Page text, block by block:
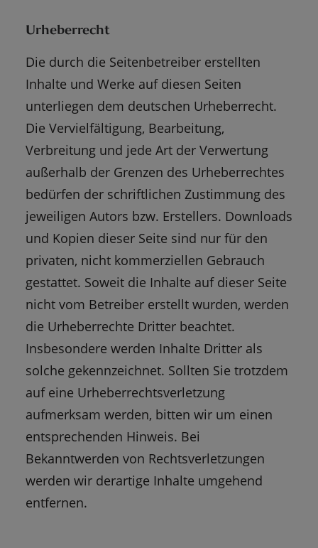
Urheberrecht
Die durch die Seitenbetreiber erstellten
Inhalte und Werke auf diesen Seiten
unterliegen dem deutschen Urheberrecht.
Die Vervielfältigung, Bearbeitung,
Verbreitung und jede Art der Verwertung
außerhalb der Grenzen des Urheberrechtes
bedürfen der schriftlichen Zustimmung des
jeweiligen Autors bzw. Erstellers. Downloads
und Kopien dieser Seite sind nur für den
privaten, nicht kommerziellen Gebrauch
gestattet. Soweit die Inhalte auf dieser Seite
nicht vom Betreiber erstellt wurden, werden
die Urheberrechte Dritter beachtet.
Insbesondere werden Inhalte Dritter als
solche gekennzeichnet. Sollten Sie trotzdem
auf eine Urheberrechtsverletzung
aufmerksam werden, bitten wir um einen
entsprechenden Hinweis. Bei
Bekanntwerden von Rechtsverletzungen
werden wir derartige Inhalte umgehend
entfernen.